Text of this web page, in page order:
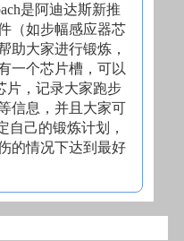
是阿迪达斯新推
（如步幅感应器芯
助大家进行锻炼，
一个芯片槽，可以
片，记录大家跑步
信息，并且大家可
自己的锻炼计划，
的情况下达到最好